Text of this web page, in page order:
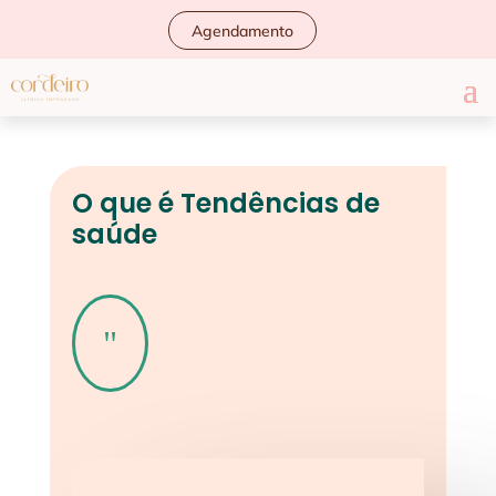
Agendamento
O que é Tendências de
saúde
"